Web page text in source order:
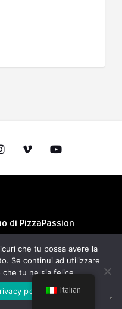
di PizzaPassion
Italian
che tu possa avere la
Se continui ad utilizzare
che tu ne sia felice.
policy